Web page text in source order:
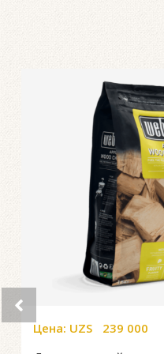
Цена: UZS 239 000